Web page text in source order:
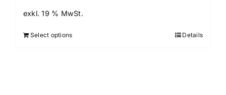
exkl. 19 % MwSt.
Select options Details